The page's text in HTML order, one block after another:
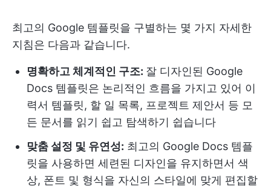
최고의 Google 템플릿을 구별하는 몇 가지 자세한
지침은 다음과 같습니다.
명확하고 체계적인 구조: 잘 디자인된 Google
Docs 템플릿은 논리적인 흐름을 가지고 있어 이
력서 템플릿, 할 일 목록, 프로젝트 제안서 등 모
든 문서를 읽기 쉽고 탐색하기 쉽습니다
맞춤 설정 및 유연성: 최고의 Google Docs 템플
릿을 사용하면 세련된 디자인을 유지하면서 색
상, 폰트 및 형식을 자신의 스타일에 맞게 편집할